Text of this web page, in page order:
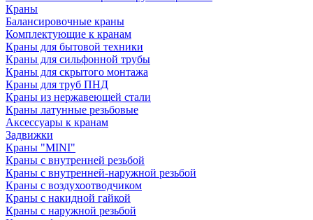
Краны
Балансировочные краны
Комплектующие к кранам
Краны для бытовой техники
Краны для сильфонной трубы
Краны для скрытого монтажа
Краны для труб ПНД
Краны из нержавеющей стали
Краны латунные резьбовые
Аксессуары к кранам
Задвижки
Краны "MINI"
Краны с внутренней резьбой
Краны с внутренней-наружной резьбой
Краны с воздухоотводчиком
Краны с накидной гайкой
Краны с наружной резьбой